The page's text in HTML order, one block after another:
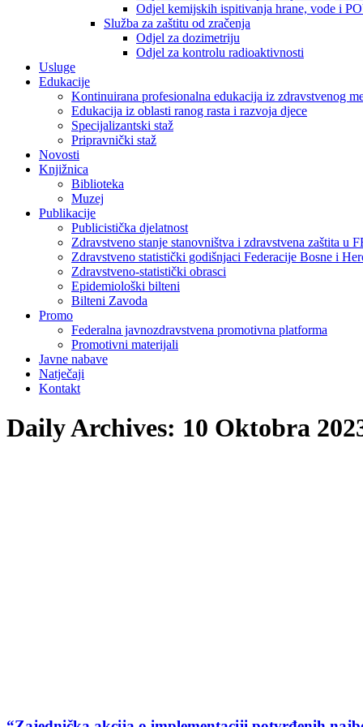
Odjel kemijskih ispitivanja hrane, vode i
Služba za zaštitu od zračenja
Odjel za dozimetriju
Odjel za kontrolu radioaktivnosti
Usluge
Edukacije
Kontinuirana profesionalna edukacija iz zdravstvenog
Edukacija iz oblasti ranog rasta i razvoja djece
Specijalizantski staž
Pripravnički staž
Novosti
Knjižnica
Biblioteka
Muzej
Publikacije
Publicistička djelatnost
Zdravstveno stanje stanovništva i zdravstvena zaštita u
Zdravstveno statistički godišnjaci Federacije Bosne i
Zdravstveno-statistički obrasci
Epidemiološki bilteni
Bilteni Zavoda
Promo
Federalna javnozdravstvena promotivna platforma
Promotivni materijali
Javne nabave
Natječaji
Kontakt
Daily Archives: 10 Oktobra